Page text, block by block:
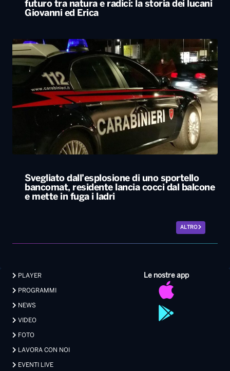
futuro tra natura e radici: la storia dei lucani
Giovanni ed Erica
Svegliato dall’esplosione di uno sportello
bancomat, residente lancia cocci dal balcone
e mette in fuga i ladri
ALTRO
Le nostre app
PLAYER
PROGRAMMI
NEWS
VIDEO
FOTO
LAVORA CON NOI
EVENTI LIVE